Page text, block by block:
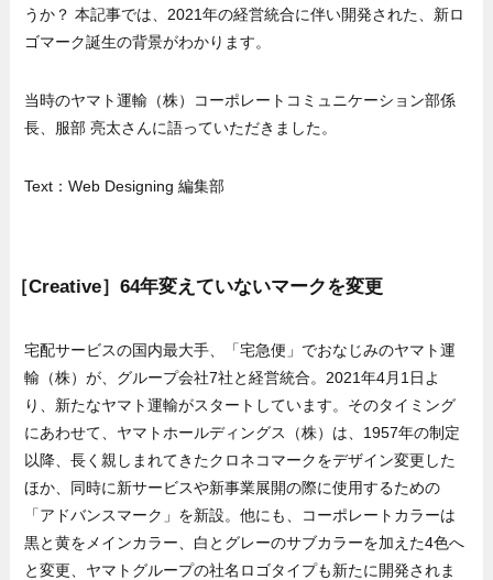
うか？ 本記事では、2021年の経営統合に伴い開発された、新ロ
ゴマーク誕生の背景がわかります。
当時のヤマト運輸（株）コーポレートコミュニケーション部係
長、服部 亮太さんに語っていただきました。
Text：Web Designing 編集部
［Creative］64年変えていないマークを変更
宅配サービスの国内最大手、「宅急便」でおなじみのヤマト運
輸（株）が、グループ会社7社と経営統合。2021年4月1日よ
り、新たなヤマト運輸がスタートしています。そのタイミング
にあわせて、ヤマトホールディングス（株）は、1957年の制定
以降、長く親しまれてきたクロネコマークをデザイン変更した
ほか、同時に新サービスや新事業展開の際に使用するための
「アドバンスマーク」を新設。他にも、コーポレートカラーは
黒と黄をメインカラー、白とグレーのサブカラーを加えた4色へ
と変更、ヤマトグループの社名ロゴタイプも新たに開発されま